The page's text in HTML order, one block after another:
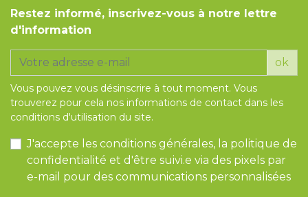
Restez informé, inscrivez-vous à notre lettre
d'information
ok
Vous pouvez vous désinscrire à tout moment. Vous
trouverez pour cela nos informations de contact dans les
conditions d'utilisation du site.
J'accepte les conditions générales, la politique de
confidentialité et d'être suivi.e via des pixels par
e-mail pour des communications personnalisées